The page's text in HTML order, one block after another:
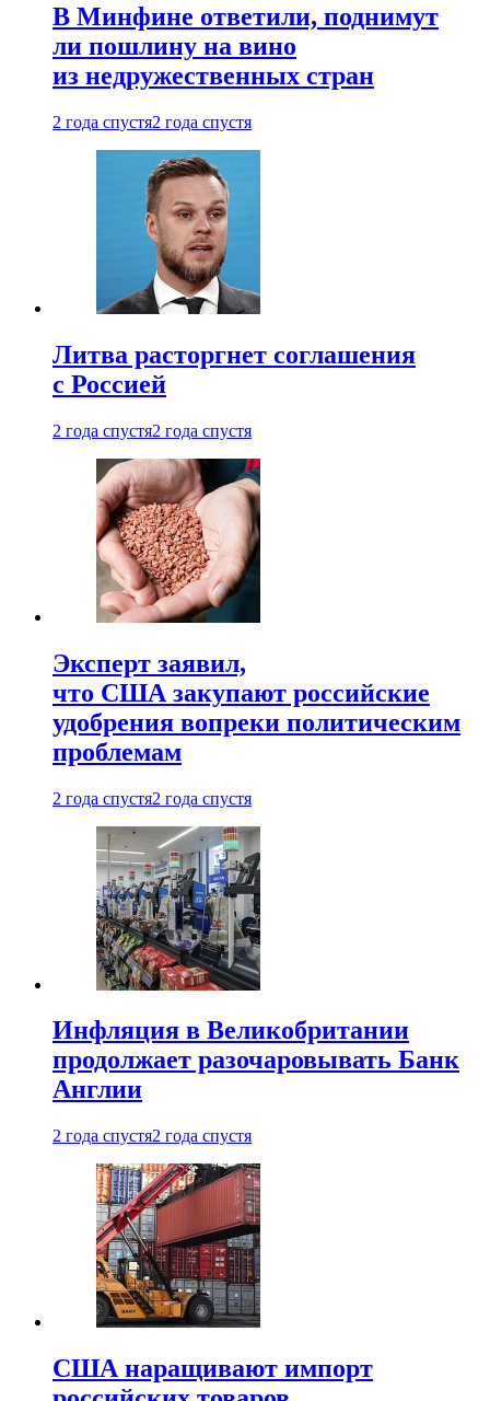
В Минфине ответили, поднимут
ли пошлину на вино
из недружественных стран
2 года спустя2 года спустя
Литва расторгнет соглашения
с Россией
2 года спустя2 года спустя
Эксперт заявил,
что США закупают российские
удобрения вопреки политическим
проблемам
2 года спустя2 года спустя
Инфляция в Великобритании
продолжает разочаровывать Банк
Англии
2 года спустя2 года спустя
США наращивают импорт